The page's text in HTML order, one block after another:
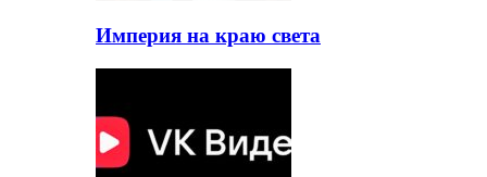
Империя на краю света